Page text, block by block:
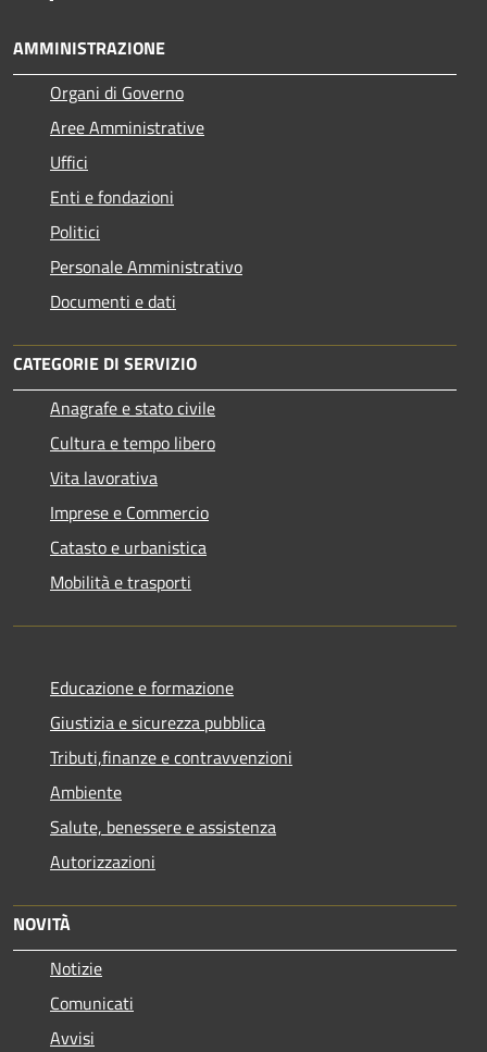
AMMINISTRAZIONE
Organi di Governo
Aree Amministrative
Uffici
Enti e fondazioni
Politici
Personale Amministrativo
Documenti e dati
CATEGORIE DI SERVIZIO
Anagrafe e stato civile
Cultura e tempo libero
Vita lavorativa
Imprese e Commercio
Catasto e urbanistica
Mobilità e trasporti
Educazione e formazione
Giustizia e sicurezza pubblica
Tributi,finanze e contravvenzioni
Ambiente
Salute, benessere e assistenza
Autorizzazioni
NOVITÀ
Notizie
Comunicati
Avvisi